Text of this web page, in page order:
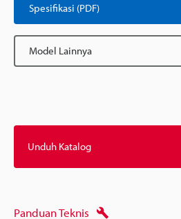
Spesifikasi (PDF)
Model Lainnya
Unduh Katalog
Panduan Teknis